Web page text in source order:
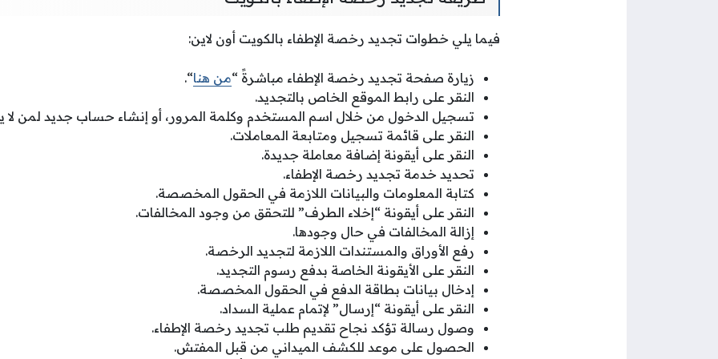
فيما يلي خطوات تجديد رخصة الإطفاء بالكويت أون لاين:
زيارة صفحة تجديد رخصة الإطفاء مباشرةً “من هنا“.
النقر على رابط الموقع الخاص بالتجديد.
تسجيل الدخول من خلال اسم المستخدم وكلمة المرور، أو إنشاء حساب جديد لمن لا
النقر على قائمة تسجيل ومتابعة المعاملات.
النقر على أيقونة إضافة معاملة جديدة.
تحديد خدمة تجديد رخصة الإطفاء.
كتابة المعلومات والبيانات اللازمة في الحقول المخصصة.
النقر على أيقونة “إخلاء الطرف” للتحقق من وجود المخالفات.
إزالة المخالفات في حال وجودها.
رفع الأوراق والمستندات اللازمة لتجديد الرخصة.
النقر على الأيقونة الخاصة بدفع رسوم التجديد.
إدخال بيانات بطاقة الدفع في الحقول المخصصة.
النقر على أيقونة “إرسال” لإتمام عملية السداد.
وصول رسالة تؤكد نجاح تقديم طلب تجديد رخصة الإطفاء.
الحصول على موعد للكشف الميداني من قبل المفتش.